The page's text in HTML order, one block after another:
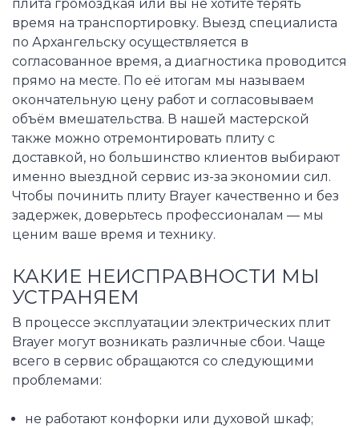
плита громоздкая или вы не хотите терять
время на транспортировку. Выезд специалиста
по Архангельску осуществляется в
согласованное время, а диагностика проводится
прямо на месте. По её итогам мы называем
окончательную цену работ и согласовываем
объём вмешательства. В нашей мастерской
также можно отремонтировать плиту с
доставкой, но большинство клиентов выбирают
именно выездной сервис из-за экономии сил.
Чтобы починить плиту Brayer качественно и без
задержек, доверьтесь профессионалам — мы
ценим ваше время и технику.
КАКИЕ НЕИСПРАВНОСТИ МЫ
УСТРАНЯЕМ
В процессе эксплуатации электрических плит
Brayer могут возникать различные сбои. Чаще
всего в сервис обращаются со следующими
проблемами:
не работают конфорки или духовой шкаф;